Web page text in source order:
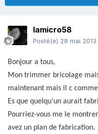
lamicro58
Posté(e) 28 mai 2013
Bonjour a tous,
Mon trimmer bricolage
maintenant mais il c
Es que quelqu’un aurait
Pourriez-vous me le
avez un plan de fabrication.